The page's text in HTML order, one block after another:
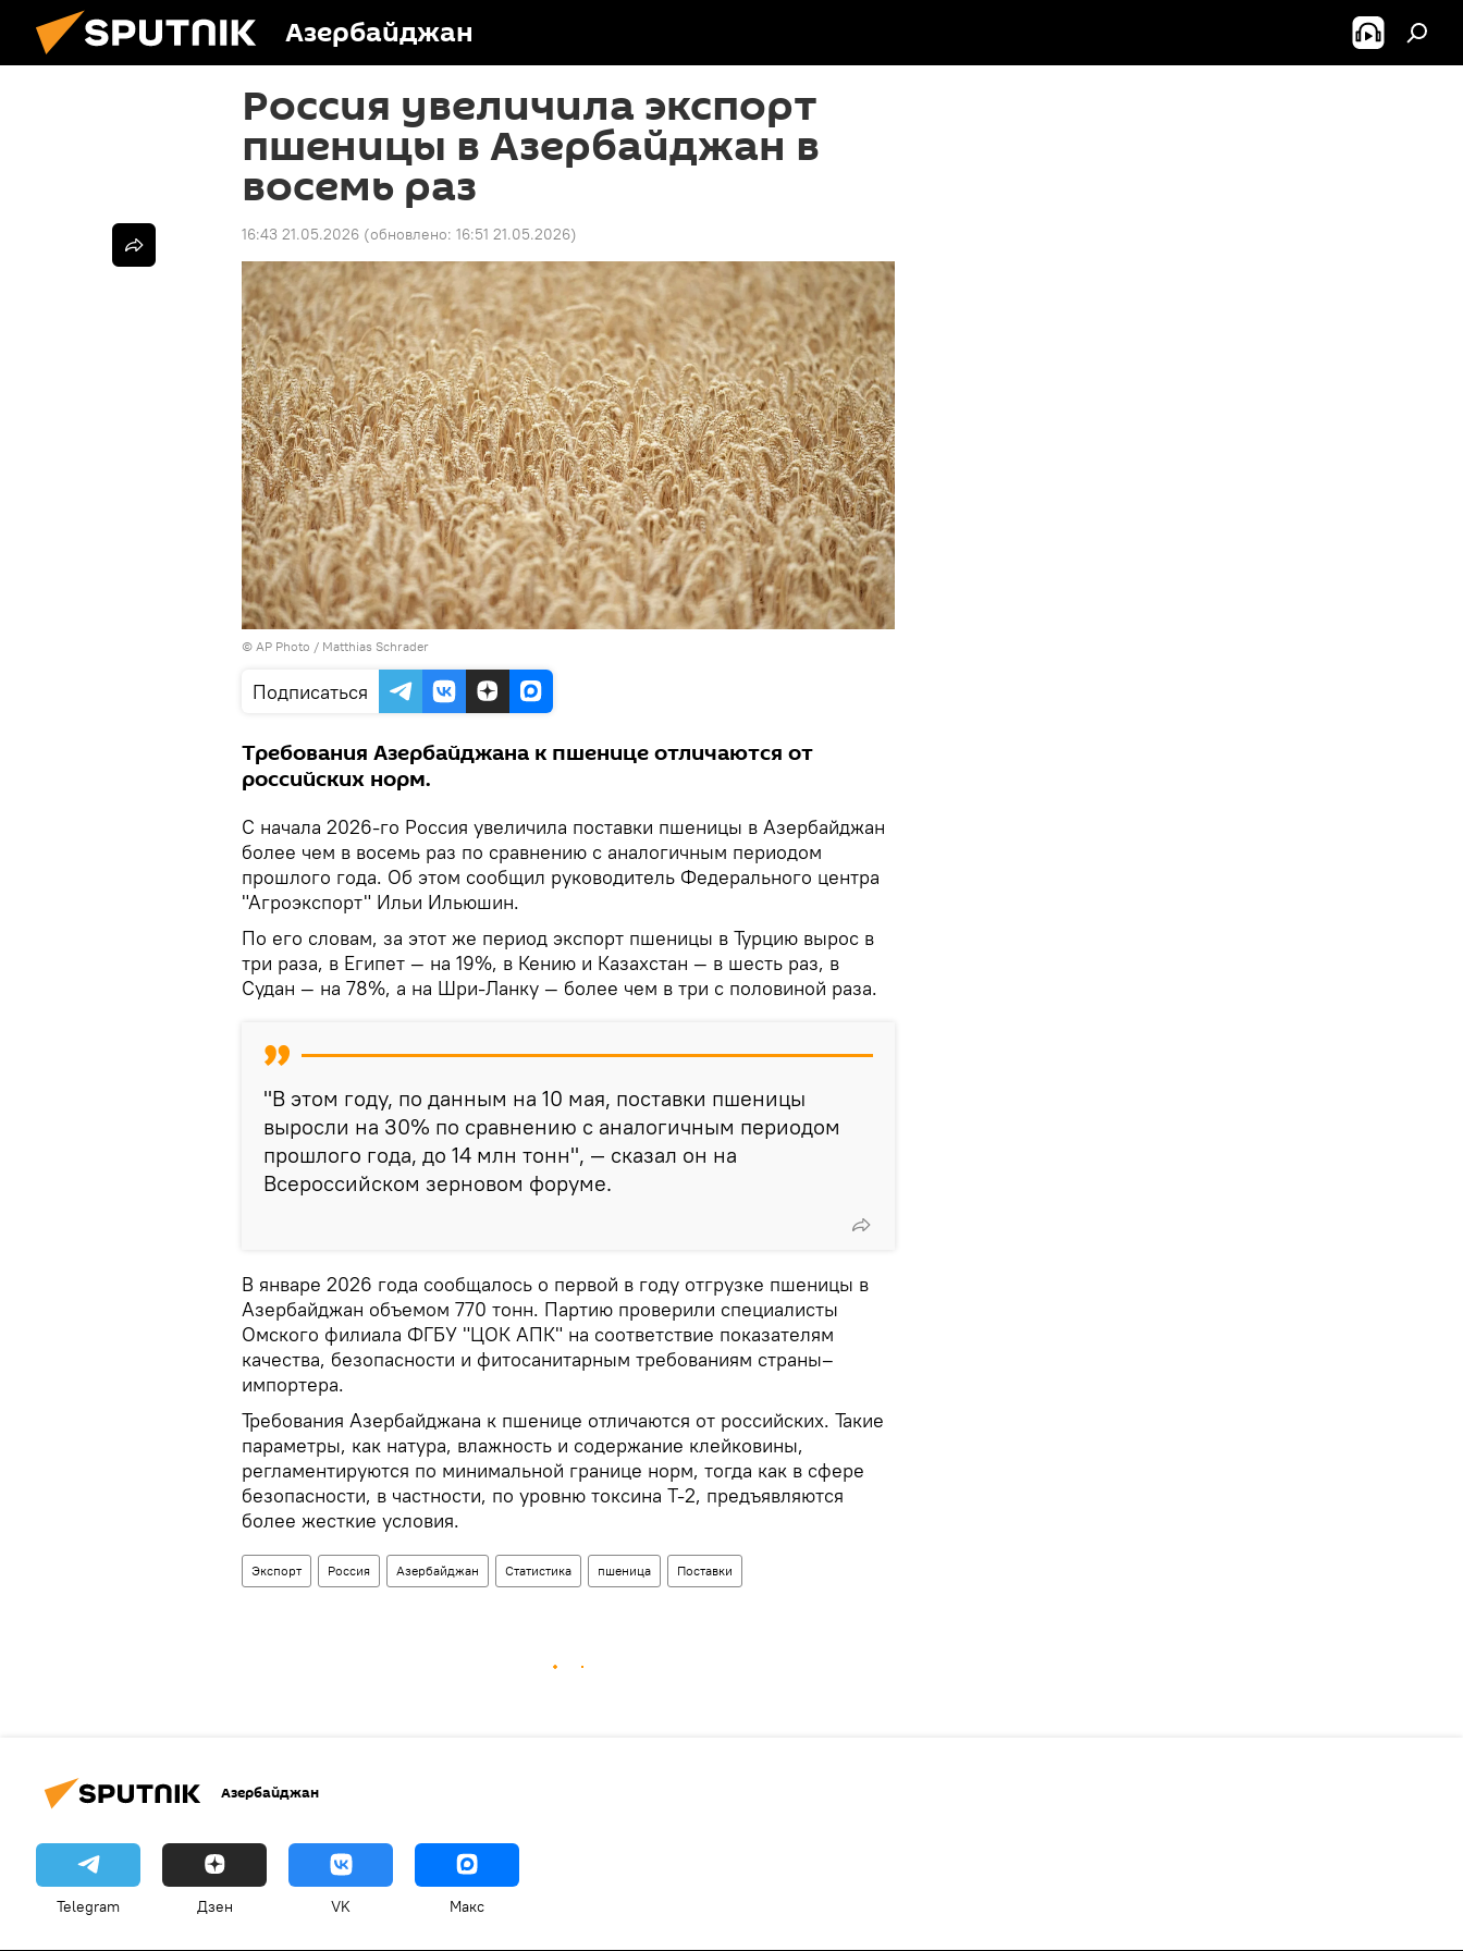
Азербайджан
Россия увеличила экспорт
пшеницы в Азербайджан в
восемь раз
16:43 21.05.2026 (обновлено: 16:51 21.05.2026)
© AP Photo / Matthias Schrader
Подписаться
Требования Азербайджана к пшенице отличаются от
российских норм.
С начала 2026-го Россия увеличила поставки пшеницы в Азербайджан
более чем в восемь раз по сравнению с аналогичным периодом
прошлого года. Об этом сообщил руководитель Федерального центра
"Агроэкспорт" Ильи Ильюшин.
По его словам, за этот же период экспорт пшеницы в Турцию вырос в
три раза, в Египет — на 19%, в Кению и Казахстан — в шесть раз, в
Судан — на 78%, а на Шри-Ланку — более чем в три с половиной раза.
"В этом году, по данным на 10 мая, поставки пшеницы
выросли на 30% по сравнению с аналогичным периодом
прошлого года, до 14 млн тонн", — сказал он на
Всероссийском зерновом форуме.
В январе 2026 года сообщалось о первой в году отгрузке пшеницы в
Азербайджан объемом 770 тонн. Партию проверили специалисты
Омского филиала ФГБУ "ЦОК АПК" на соответствие показателям
качества, безопасности и фитосанитарным требованиям страны–
импортера.
Требования Азербайджана к пшенице отличаются от российских. Такие
параметры, как натура, влажность и содержание клейковины,
регламентируются по минимальной границе норм, тогда как в сфере
безопасности, в частности, по уровню токсина Т-2, предъявляются
более жесткие условия.
Экспорт Россия Азербайджан Статистика пшеница Поставки
Азербайджан
Telegram Дзен VK Макс